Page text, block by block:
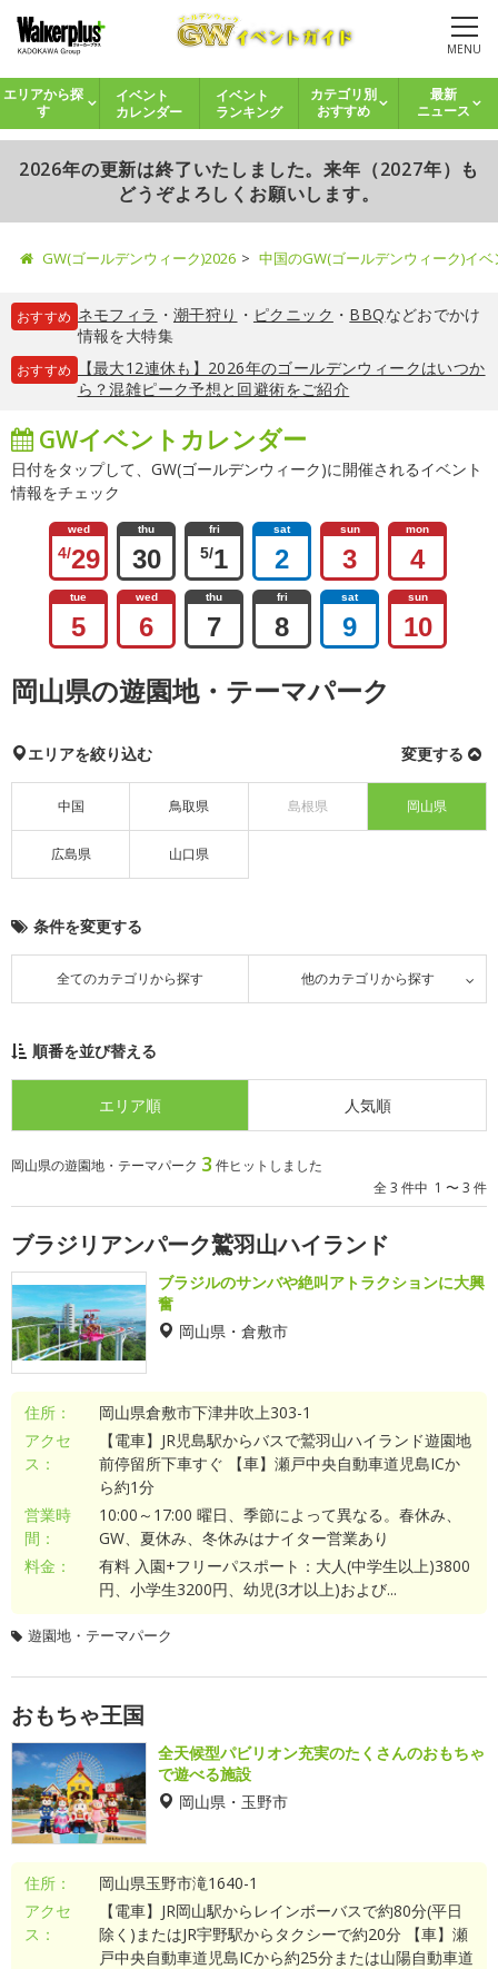
MENU
エリアから探
す
イベント
カレンダー
イベント
ランキング
カテゴリ別
おすすめ
最新
ニュース
2026年の更新は終了いたしました。来年（2027年）も
どうぞよろしくお願いします。
GW(ゴールデンウィーク)2026 中国のGW(ゴールデンウィーク)イ
おすすめ ネモフィラ ・ 潮干狩り ・ ピクニック ・ BBQなどおでかけ
情報を大特集
おすすめ
【最大12連休も】2026年のゴールデンウィークはいつか
ら？混雑ピーク予想と回避術をご紹介
GWイベントカレンダー
日付をタップして、GW(ゴールデンウィーク)に開催されるイベント
情報をチェック
wed
4/29
thu
30
fri
5/1
sat
2
sun
3
mon
4
tue
5
wed
6
thu
7
fri
8
sat
9
sun
10
岡山県の遊園地・テーマパーク
エリアを絞り込む 変更する
中国 鳥取県 島根県 岡山県
広島県 山口県
条件を変更する
全てのカテゴリから探す 他のカテゴリから探す
順番を並び替える
エリア順 人気順
岡山県の遊園地・テーマパーク 3 件ヒットしました
全 3 件中 1 〜 3 件
ブラジリアンパーク鷲羽山ハイランド
ブラジルのサンバや絶叫アトラクションに大興
奮
岡山県・倉敷市
住所：
岡山県倉敷市下津井吹上303-1
アクセ
ス：
【電車】JR児島駅からバスで鷲羽山ハイランド遊園地
前停留所下車すぐ 【車】瀬戸中央自動車道児島ICか
ら約1分
営業時
間：
10:00～17:00 曜日、季節によって異なる。春休み、
GW、夏休み、冬休みはナイター営業あり
料金：
有料 入園+フリーパスポート：大人(中学生以上)3800
円、小学生3200円、幼児(3才以上)および...
遊園地・テーマパーク
おもちゃ王国
全天候型パビリオン充実のたくさんのおもちゃ
で遊べる施設
岡山県・玉野市
住所：
岡山県玉野市滝1640-1
アクセ
ス：
【電車】JR岡山駅からレインボーバスで約80分(平日
除く)またはJR宇野駅からタクシーで約20分 【車】瀬
戸中央自動車道児島ICから約25分または山陽自動車道